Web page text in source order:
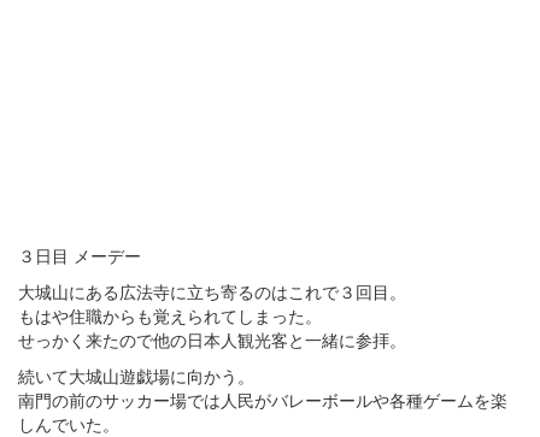
３日目 メーデー
大城山にある広法寺に立ち寄るのはこれで３回目。
もはや住職からも覚えられてしまった。
せっかく来たので他の日本人観光客と一緒に参拝。
続いて大城山遊戯場に向かう。
南門の前のサッカー場では人民がバレーボールや各種ゲームを楽
しんでいた。